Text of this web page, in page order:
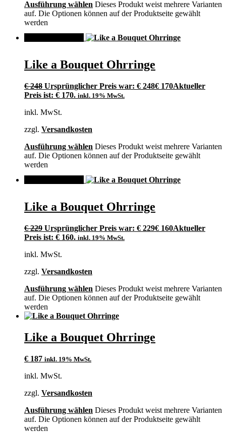
Ausführung wählen Dieses Produkt weist mehrere Varianten
auf. Die Optionen können auf der Produktseite gewählt
werden
Like a Bouquet Ohrringe
€248 Ursprünglicher Preis war: € 248€ 170Aktueller
Preis ist: € 170. inkl. 19% MwSt.
inkl. MwSt.
zzgl. Versandkosten
Ausführung wählen Dieses Produkt weist mehrere Varianten
auf. Die Optionen können auf der Produktseite gewählt
werden
Like a Bouquet Ohrringe
€229 Ursprünglicher Preis war: € 229€ 160Aktueller
Preis ist: € 160. inkl. 19% MwSt.
inkl. MwSt.
zzgl. Versandkosten
Ausführung wählen Dieses Produkt weist mehrere Varianten
auf. Die Optionen können auf der Produktseite gewählt
werden
Like a Bouquet Ohrringe
€ 187 inkl. 19% MwSt.
inkl. MwSt.
zzgl. Versandkosten
Ausführung wählen Dieses Produkt weist mehrere Varianten
auf. Die Optionen können auf der Produktseite gewählt
werden